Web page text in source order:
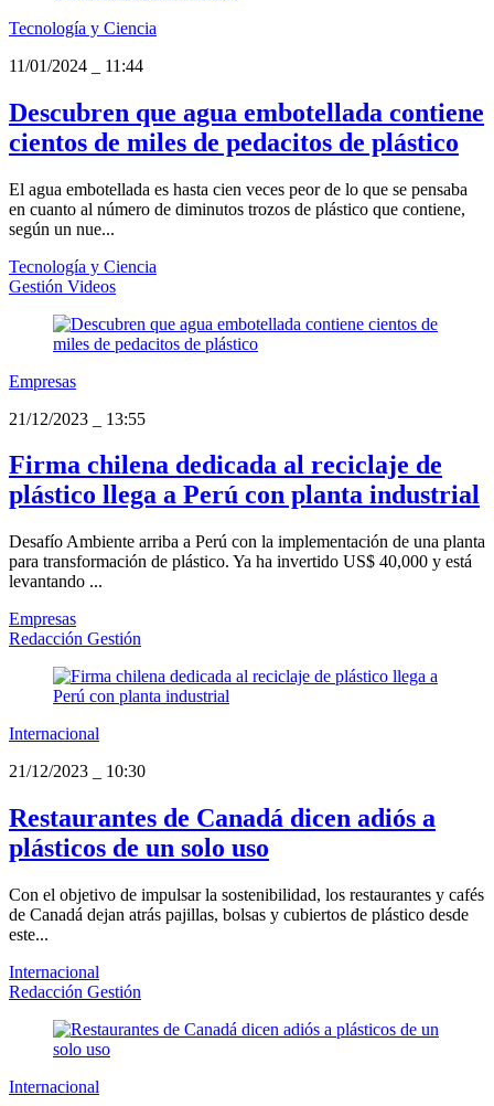
Tecnología y Ciencia
11/01/2024
11:44
Descubren que agua embotellada contiene
cientos de miles de pedacitos de plástico
El agua embotellada es hasta cien veces peor de lo que se pensaba
en cuanto al número de diminutos trozos de plástico que contiene,
según un nue...
Tecnología y Ciencia
Gestión Videos
Empresas
21/12/2023
13:55
Firma chilena dedicada al reciclaje de
plástico llega a Perú con planta industrial
Desafío Ambiente arriba a Perú con la implementación de una planta
para transformación de plástico. Ya ha invertido US$ 40,000 y está
levantando ...
Empresas
Redacción Gestión
Internacional
21/12/2023
10:30
Restaurantes de Canadá dicen adiós a
plásticos de un solo uso
Con el objetivo de impulsar la sostenibilidad, los restaurantes y cafés
de Canadá dejan atrás pajillas, bolsas y cubiertos de plástico desde
este...
Internacional
Redacción Gestión
Internacional